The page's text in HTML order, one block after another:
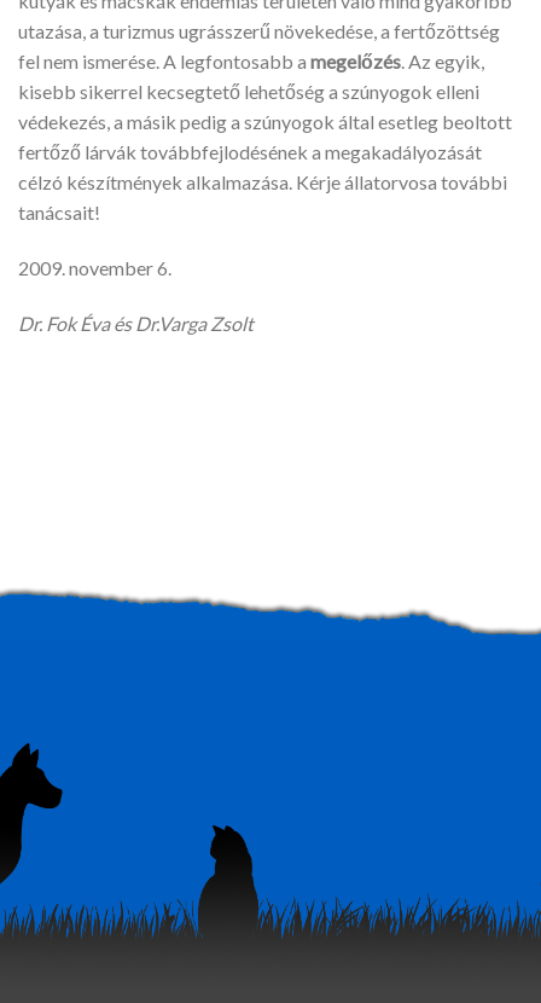
utazása, a turizmus ugrásszerű növekedése, a fertőzöttség
fel nem ismerése. A legfontosabb a megelőzés. Az egyik,
kisebb sikerrel kecsegtető lehetőség a szúnyogok elleni
védekezés, a másik pedig a szúnyogok által esetleg beoltott
fertőző lárvák továbbfejlodésének a megakadályozását
célzó készítmények alkalmazása. Kérje állatorvosa további
tanácsait!
2009. november 6.
Dr. Fok Éva és Dr.Varga Zsolt